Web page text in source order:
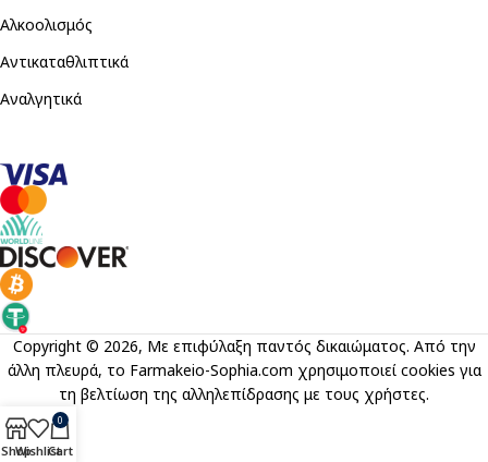
Αλκοολισμός
Αντικαταθλιπτικά
Αναλγητικά
Copyright © 2026, Με επιφύλαξη παντός δικαιώματος. Από την
άλλη πλευρά, το Farmakeio-Sophia.com χρησιμοποιεί cookies για
τη βελτίωση της αλληλεπίδρασης με τους χρήστες.
ShopWishlist
0
Cart